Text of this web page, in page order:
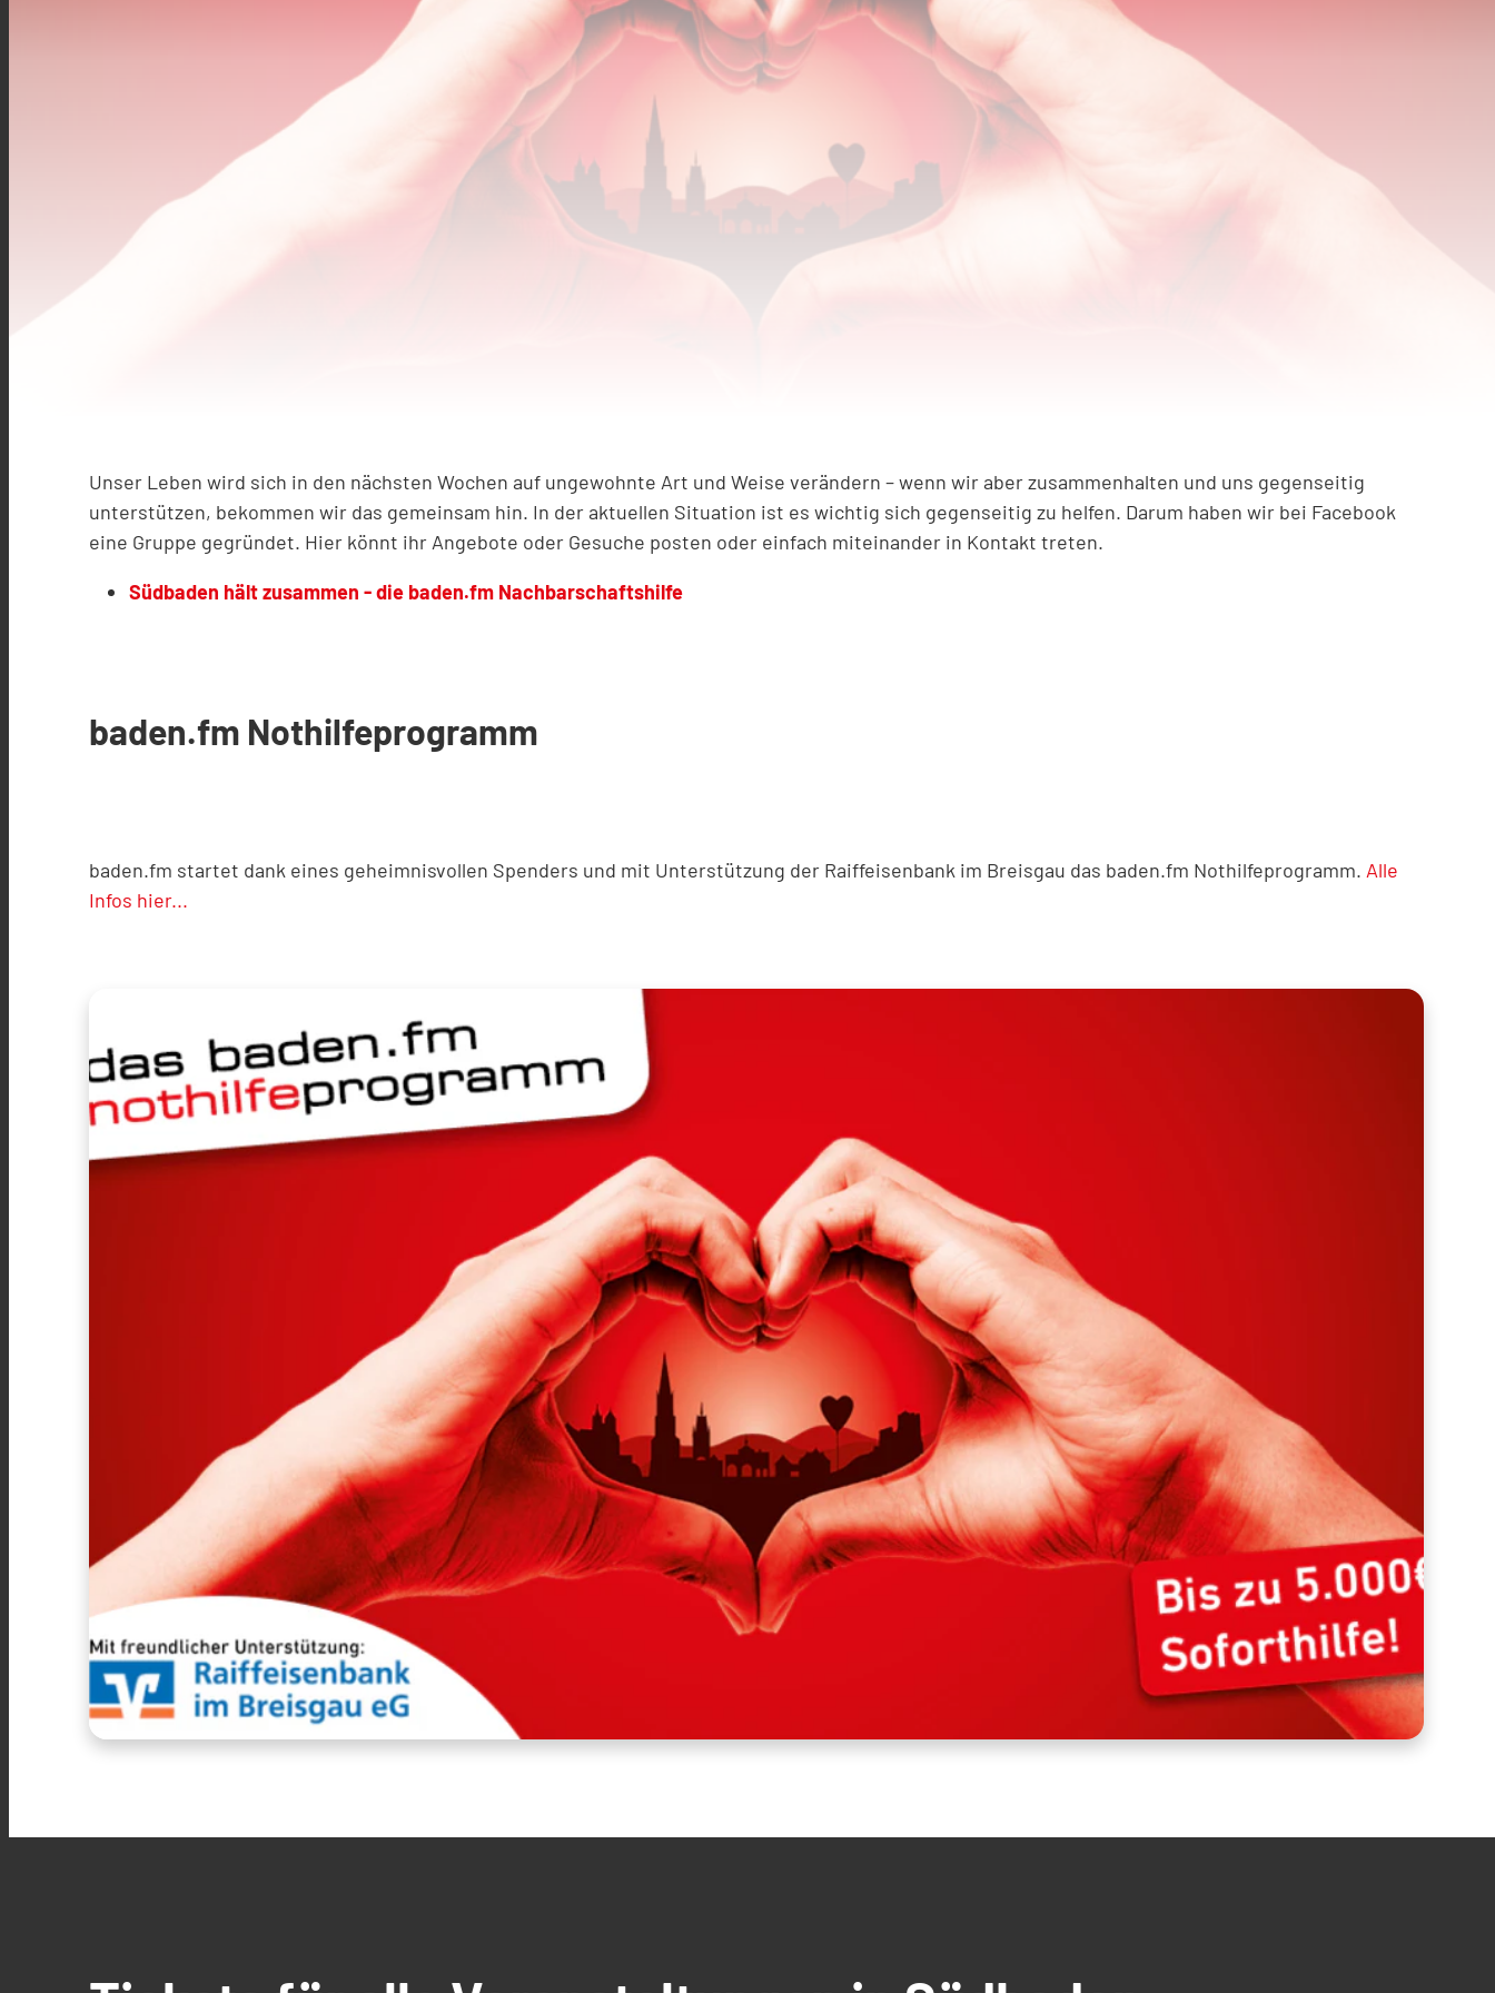
Unser Leben wird sich in den nächsten Wochen auf ungewohnte Art und Weise verändern – wenn wir aber zusammenhalten und uns gegenseitig
unterstützen, bekommen wir das gemeinsam hin. In der aktuellen Situation ist es wichtig sich gegenseitig zu helfen. Darum haben wir bei Facebook
eine Gruppe gegründet. Hier könnt ihr Angebote oder Gesuche posten oder einfach miteinander in Kontakt treten.
Südbaden hält zusammen - die baden.fm Nachbarschaftshilfe
baden.fm Nothilfeprogramm
baden.fm startet dank eines geheimnisvollen Spenders und mit Unterstützung der Raiffeisenbank im Breisgau das baden.fm Nothilfeprogramm. Alle
Infos hier...